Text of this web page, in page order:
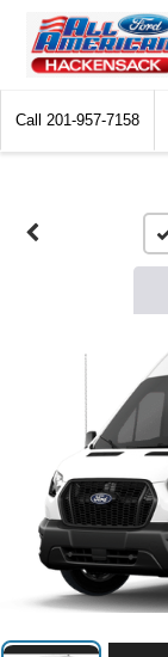
Call 201-957-7158